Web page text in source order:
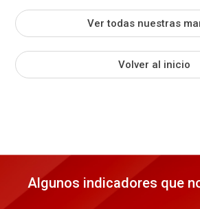
Ver todas nuestras
Volver al inicio
Algunos indicadores que